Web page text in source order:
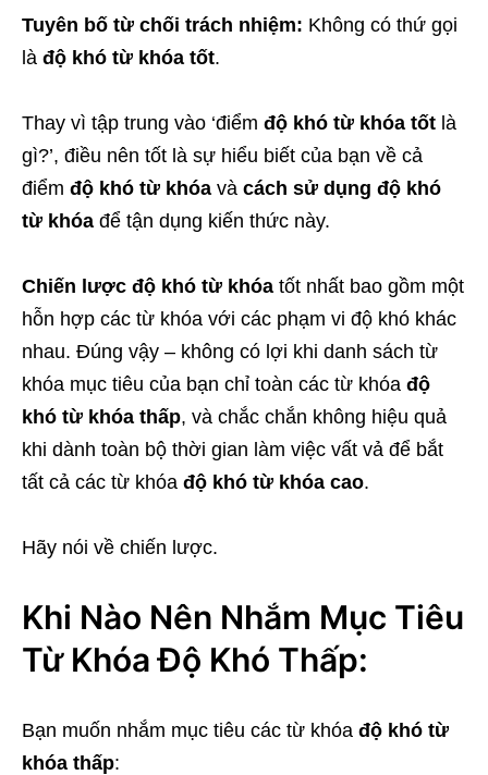
Tuyên bố từ chối trách nhiệm: Không có thứ gọi
là độ khó từ khóa tốt.
Thay vì tập trung vào ‘điểm độ khó từ khóa tốt là
gì?’, điều nên tốt là sự hiểu biết của bạn về cả
điểm độ khó từ khóa và cách sử dụng độ khó
từ khóa để tận dụng kiến thức này.
Chiến lược độ khó từ khóa tốt nhất bao gồm một
hỗn hợp các từ khóa với các phạm vi độ khó khác
nhau. Đúng vậy – không có lợi khi danh sách từ
khóa mục tiêu của bạn chỉ toàn các từ khóa độ
khó từ khóa thấp, và chắc chắn không hiệu quả
khi dành toàn bộ thời gian làm việc vất vả để bắt
tất cả các từ khóa độ khó từ khóa cao.
Hãy nói về chiến lược.
Khi Nào Nên Nhắm Mục Tiêu
Từ Khóa Độ Khó Thấp:
Bạn muốn nhắm mục tiêu các từ khóa độ khó từ
khóa thấp: